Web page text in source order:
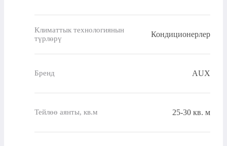
Климаттык технологиянын
түрлөрү
Кондиционерлер
Бренд AUX
Тейлөө аянты, кв.м 25-30 кв. м